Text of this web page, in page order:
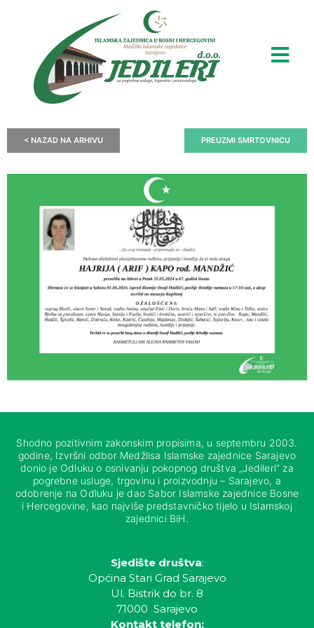
< NAZAD NA ARHIVU PREUZMI SMRTOVNICU
Shodno pozitivnim zakonskim propisima, u septembru 2003.
godine, Izvršni odbor Medžlisa Islamske zajednice Sarajevo
donio je Odluku o osnivanju pokopnog društva „Jedileri“ za
pogrebne usluge, trgovinu i proizvodnju – Sarajevo, a
odobrenje na Odluku je dao Sabor Islamske zajednice Bosne
i Hercegovine, kao najviše predstavničko tijelo u Islamskoj
zajednici BiH.
Sjedište društva:
Općina Stari Grad Sarajevo
Ul. Bistrik do br. 8
71000 Sarajevo
Kontakt telefon: